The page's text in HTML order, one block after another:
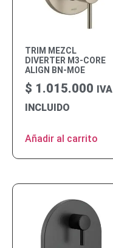
TRIM MEZCL
DIVERTER M3-CORE
ALIGN BN-MOE
$ 1.015.000 IVA
INCLUIDO
Añadir al carrito